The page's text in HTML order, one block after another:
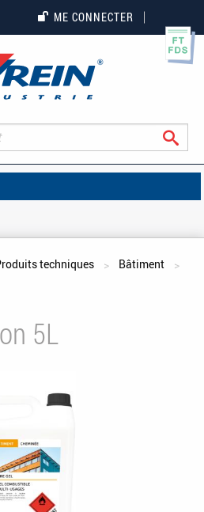
ME CONNECTER
techniques
Bâtiment
5L